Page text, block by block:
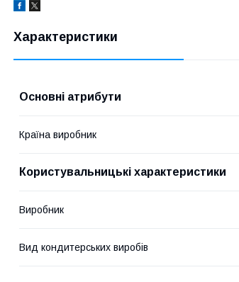
Характеристики
Основні атрибути
Країна виробник
Користувальницькі характеристики
Виробник
Вид кондитерських виробів